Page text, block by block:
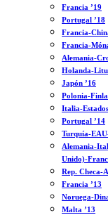
Francia ’19
Portugal ’18
Francia-
Francia-
Alemania-
Holanda-
Japón ’16
Polonia-
Italia-
Portugal ’14
Turquía-
Alemania-
Unido)-
Rep. Checa-
Francia ’13
Noruega-
Malta ’13